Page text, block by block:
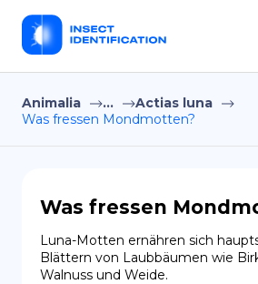
Home
Terms of
Privacy
DE
Animalia ...
Actias luna
Was fressen Mondmotten?
Was fressen
Luna-Motten ernähren sich
Blättern von Laubbäumen wie
Walnuss und Weide.